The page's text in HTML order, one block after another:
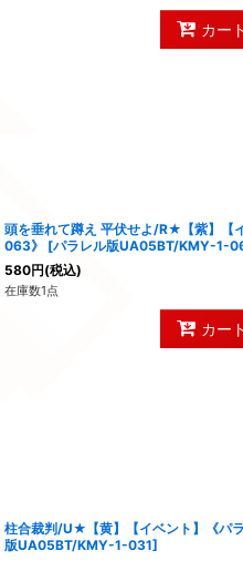
カー
頭を垂れて蹲え 平伏せよ/R★【紫】
063》
[パラレル版UA05BT/KMY-1-
580円(税込)
在庫数1点
カー
柱合裁判/U★【黄】【イベント】《パ
版UA05BT/KMY-1-031]